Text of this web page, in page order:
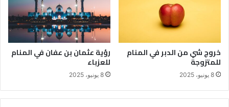
خروج شي من الدبر في المنام
للمتزوجة
8 يونيو، 2025
رؤية عثمان بن عفان في المنام
للعزباء
8 يونيو، 2025